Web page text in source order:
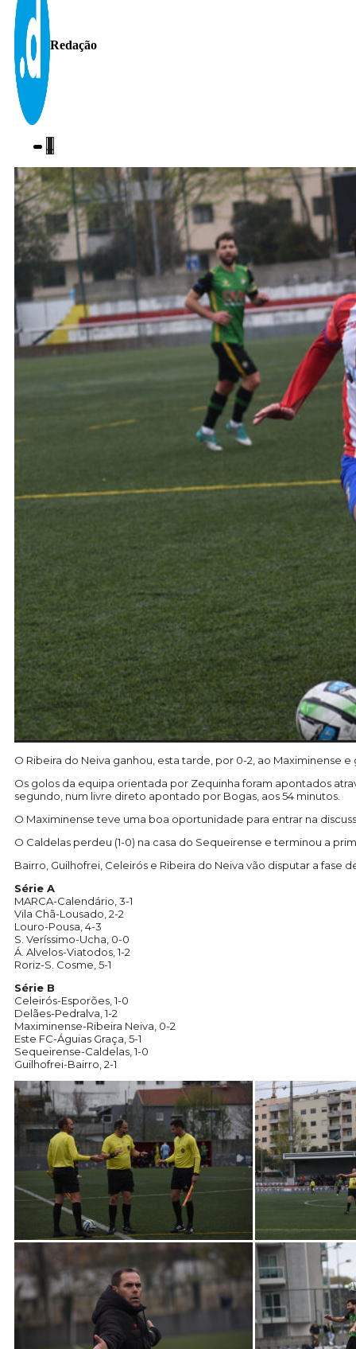
Redação
O Ribeira do Neiva ganhou, esta tarde, por 0-2, ao Maximinense
Os golos da equipa orientada por Zequinha foram apontados
segundo, num livre direto apontado por Bogas, aos 54 minutos.
O Maximinense teve uma boa oportunidade para entrar na
O Caldelas perdeu (1-0) na casa do Sequeirense e terminou a
Bairro, Guilhofrei, Celeirós e Ribeira do Neiva vão disputar a fase
Série A
MARCA-Calendário, 3-1
Vila Chã-Lousado, 2-2
Louro-Pousa, 4-3
S. Veríssimo-Ucha, 0-0
Á. Alvelos-Viatodos, 1-2
Roriz-S. Cosme, 5-1
Série B
Celeirós-Esporões, 1-0
Delães-Pedralva, 1-2
Maximinense-Ribeira Neiva, 0-2
Este FC-Águias Graça, 5-1
Sequeirense-Caldelas, 1-0
Guilhofrei-Bairro, 2-1